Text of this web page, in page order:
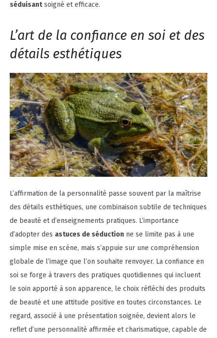
séduisantsoigné et efficace.
L’art de la confiance en soi et des
détails esthétiques
L’affirmation de la personnalité passe souvent par la maîtrise
des détails esthétiques, une combinaison subtile de techniques
de beauté et d’enseignements pratiques. L’importance
d’adopter des astuces de séduction ne se limite pas à une
simple mise en scène, mais s’appuie sur une compréhension
globale de l’image que l’on souhaite renvoyer. La confiance en
soi se forge à travers des pratiques quotidiennes qui incluent
le soin apporté à son apparence, le choix réfléchi des produits
de beauté et une attitude positive en toutes circonstances. Le
regard, associé à une présentation soignée, devient alors le
reflet d’une personnalité affirmée et charismatique, capable de